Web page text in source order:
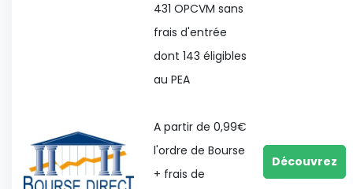
431 OPCVM sans
frais d'entrée
dont 143 éligibles
au PEA
A partir de 0,99€
l'ordre de Bourse
+ frais de
Découvrez